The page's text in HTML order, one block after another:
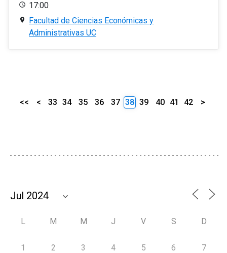
17:00
Facultad de Ciencias Económicas y
Administrativas UC
<< < 33 34 35 36 37 38 39 40 41 42 >
L M M J V S D
1 2 3 4 5 6 7